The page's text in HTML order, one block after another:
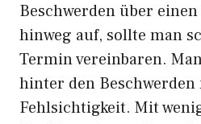
Beschwerden über
hinweg auf, sollte man
Termin vereinbaren.
hinter den
Fehlsichtigkeit. Mit